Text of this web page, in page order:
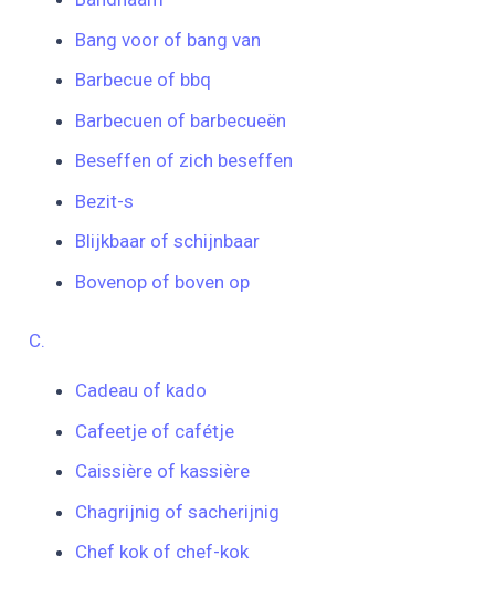
Bang voor of bang van
Barbecue of bbq
Barbecuen of barbecueën
Beseffen of zich beseffen
Bezit-s
Blijkbaar of schijnbaar
Bovenop of boven op
C.
Cadeau of kado
Cafeetje of cafétje
Caissière of kassière
Chagrijnig of sacherijnig
Chef kok of chef-kok